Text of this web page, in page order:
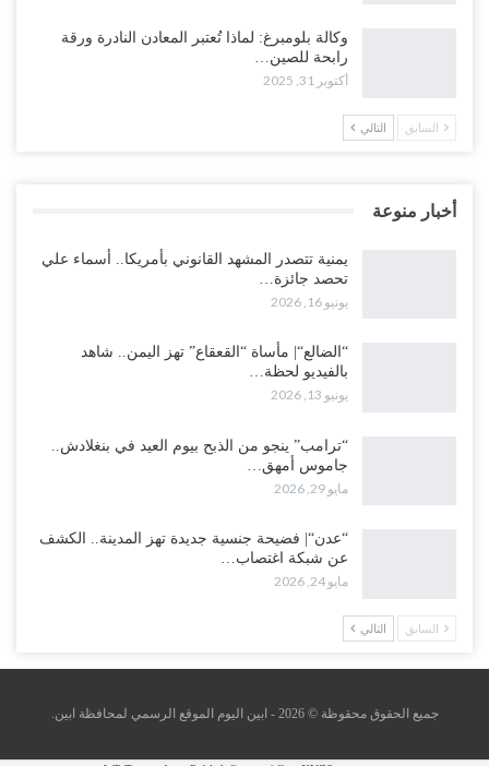
وكالة بلومبرغ: لماذا تُعتبر المعادن النادرة ورقة
رابحة للصين…
أكتوبر 31, 2025
السابق التالي
أخبار منوعة
يمنية تتصدر المشهد القانوني بأمريكا.. أسماء علي
تحصد جائزة…
يونيو 16, 2026
“الضالع“| مأساة “القعقاع” تهز اليمن.. شاهد
بالفيديو لحظة…
يونيو 13, 2026
“ترامب” ينجو من الذبح بيوم العيد في بنغلادش..
جاموس أمهق…
مايو 29, 2026
“عدن“| فضيحة جنسية جديدة تهز المدينة.. الكشف
عن شبكة اغتصاب…
مايو 24, 2026
السابق التالي
جميع الحقوق محقوظة © 2026 - ابين اليوم الموقع الرسمي لمحافظة ابين.